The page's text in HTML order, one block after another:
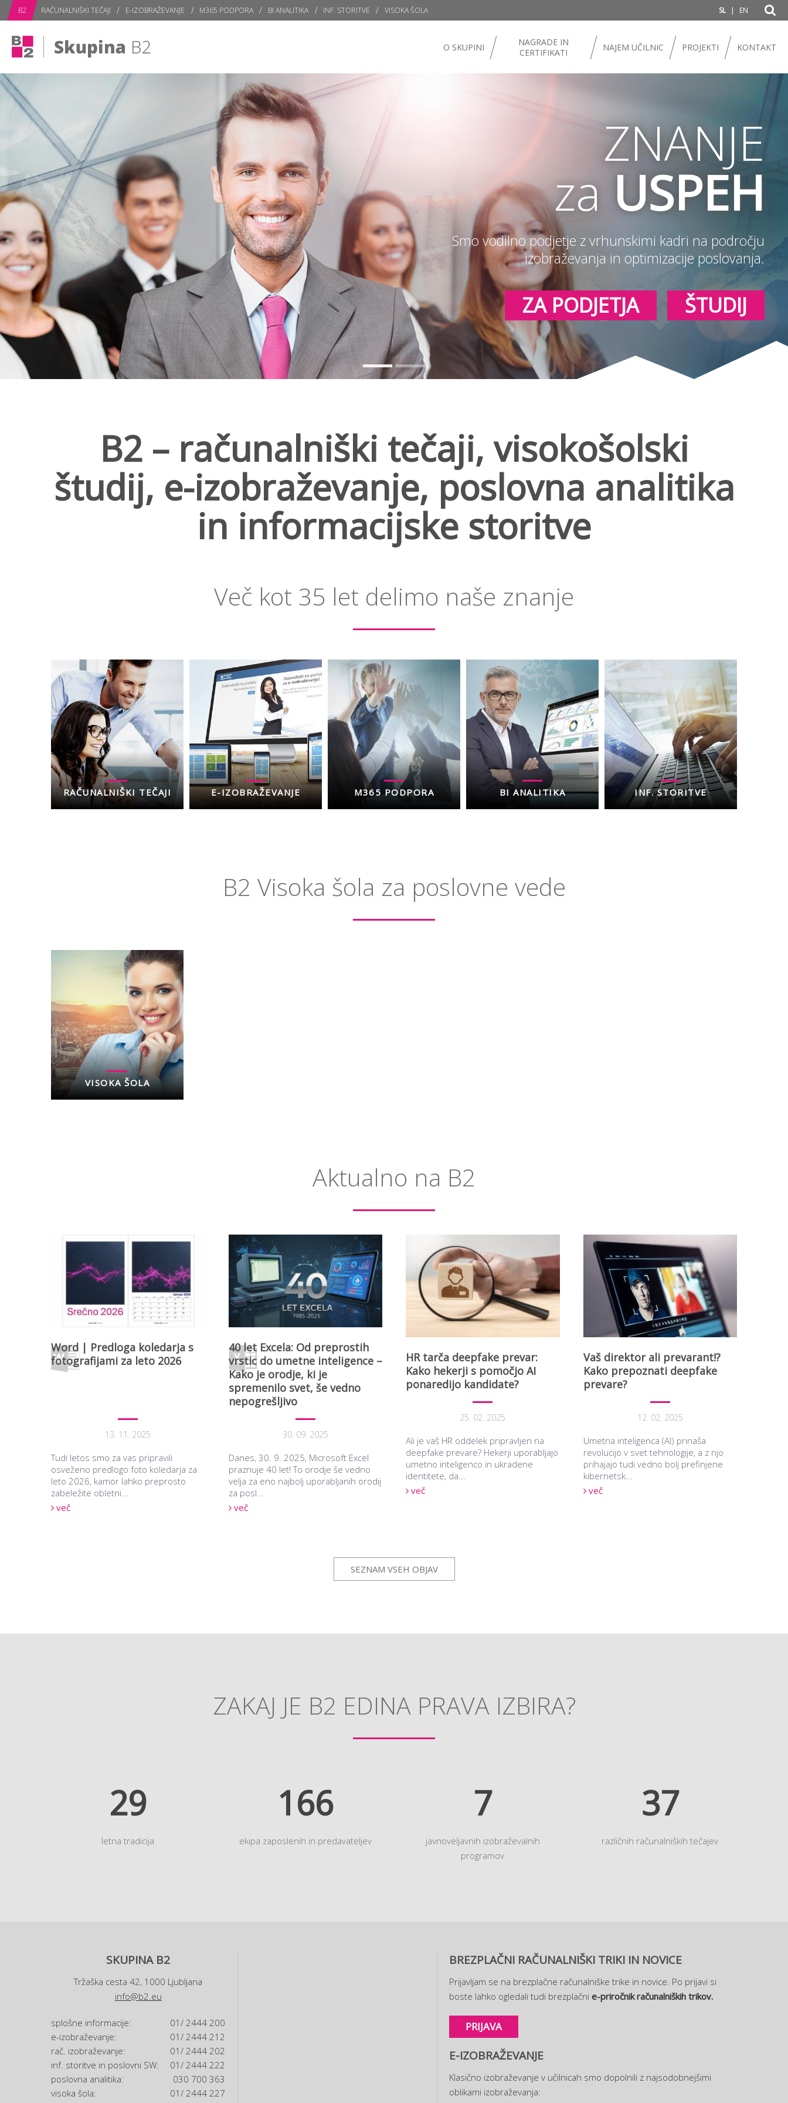
B2 RAČUNALNIŠKI TEČAJI E-IZOBRAŽEVANJE M365 PODPORA BI ANALITIKA INF. STORITVE VISOKA ŠOLA SL | EN
O SKUPINI
NAGRADE IN
CERTIFIKATI
NAJEM UČILNIC PROJEKTI KONTAKT
ZNANJE
za USPEH
Več kot 35 let izkušenj na področju
izobraževanja in informacijskih storitev.
ZA PODJETJA ŠTUDIJ
B2– računalniški tečaji, visokošolski
študij, e-izobraževanje, poslovna analitika
in informacijske storitve
Več kot 35 let delimo naše znanje
RAČUNALNIŠKI TEČAJI E-IZOBRAŽEVANJE M365 PODPORA BI ANALITIKA INF. STORITVE
B2 Visoka šola za poslovne vede
VISOKA ŠOLA
Aktualno na B2
Word | Predloga koledarja s
fotografijami za leto 2026
13. 11. 2025
Tudi letos smo za vas pripravili
osveženo predlogo foto koledarja za
leto 2026, kamor lahko preprosto
zabeležite obletni...
več
40 let Excela: Od preprostih
vrstic do umetne inteligence –
Kako je orodje, ki je
spremenilo svet, še vedno
nepogrešljivo
30. 09. 2025
Danes, 30. 9. 2025, Microsoft Excel
praznuje 40 let! To orodje še vedno
velja za eno najbolj uporabljanih orodij
za posl...
več
HR tarča deepfake prevar:
Kako hekerji s pomočjo AI
ponaredijo kandidate?
25. 02. 2025
Ali je vaš HR oddelek pripravljen na
deepfake prevare? Hekerji uporabljajo
umetno inteligenco in ukradene
identitete, da...
več
Vaš direktor ali prevarant!?
Kako prepoznati deepfake
prevare?
12. 02. 2025
Umetna inteligenca (AI) prinaša
revolucijo v svet tehnologije, a z njo
prihajajo tudi vedno bolj prefinjene
kibernetsk...
več
SEZNAM VSEH OBJAV
ZAKAJ JE B2 EDINA PRAVA IZBIRA?
35
letna tradicija
194
ekipa zaposlenih in predavateljev
9
javnoveljavnih izobraževalnih
programov
45
različnih računalniških tečajev
SKUPINA B2
Tržaška cesta 42, 1000 Ljubljana
info@b2.eu
splošne informacije:
01/ 2444 200
e-izobraževanje:
01/ 2444 212
rač. izobraževanje:
01/ 2444 202
inf. storitve in poslovni SW:
01/ 2444 222
poslovna analitika:
030 700 363
visoka šola:
01/ 2444 227
BREZPLAČNI RAČUNALNIŠKI TRIKI IN NOVICE
Prijavljam se na brezplačne računalniške trike in novice. Po prijavi si
boste lahko ogledali tudi brezplačni e-priročnik računalniških trikov.
PRIJAVA
E-IZOBRAŽEVANJE
Klasično izobraževanje v učilnicah smo dopolnili z najsodobnejšimi
oblikami izobraževanja: